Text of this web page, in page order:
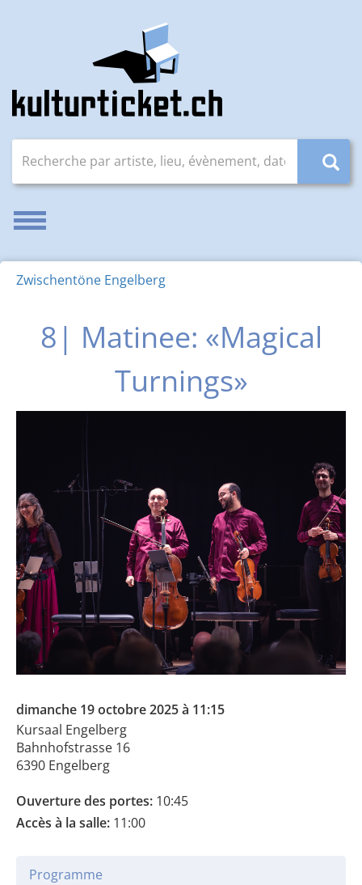
Recherche par artiste, lieu, évènement, date
Activer/désactiver la navigation
Zwischentöne Engelberg
8| Matinee: «Magical
Turnings»
dimanche 19 octobre 2025 à 11:15
Kursaal Engelberg
Bahnhofstrasse 16
6390 Engelberg
Ouverture des portes: 10:45
Accès à la salle: 11:00
Programme